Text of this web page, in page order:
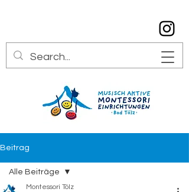
Beitrag
Alle Beiträge
Montessori Tölz